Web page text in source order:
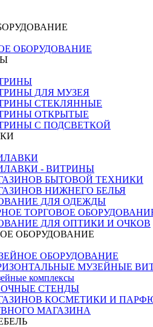
ОБОРУДОВАНИЕ
ДЛЯ МУЗЕЯ
СТЕКЛЯННЫЕ
ОТКРЫТЫЕ
С ПОДСВЕТКОЙ
- ВИТРИНЫ
БЫТОВОЙ ТЕХНИКИ
НИЖНЕГО БЕЛЬЯ
ДЛЯ ОДЕЖДЫ
ТОРГОВОЕ
ДЛЯ ОПТИКИ И ОЧКОВ
ОБОРУДОВАНИЕ
ОБОРУДОВАНИЕ
МУЗЕЙНЫЕ
комплексы
СТЕНДЫ
КОСМЕТИКИ И
МАГАЗИНА